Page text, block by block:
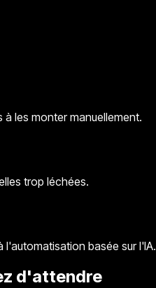
à les monter manuellement.
trop léchées.
basée sur l'IA.
d'attendre